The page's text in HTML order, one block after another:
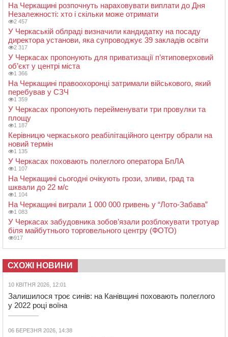
На Черкащині розпочнуть нараховувати виплати до Дня
Незалежності: хто і скільки може отримати
2 457
У Черкаській облраді визначили кандидатку на посаду
директора установи, яка супроводжує 39 закладів освіти
2 317
У Черкасах пропонують для приватизації п’ятиповерховий
об’єкт у центрі міста
1 366
На Черкащині правоохоронці затримали військового, який
перебував у СЗЧ
1 359
У Черкасах пропонують перейменувати три провулки та
площу
1 187
Керівницю черкаського реабілітаційного центру обрали на
новий термін
1 135
У Черкасах поховають полеглого оператора БпЛА
1 107
На Черкащині сьогодні очікують грози, зливи, град та
шквали до 22 м/с
1 104
На Черкащині виграли 1 000 000 гривень у “Лото-Забава”
1 083
У Черкасах забудовника зобов’язали розблокувати тротуар
біля майбутнього торговельного центру (ФОТО)
917
СХОЖІ НОВИНИ
10 КВІТНЯ 2026, 12:01
Залишилося троє синів: на Канівщині поховають полеглого
у 2022 році воїна
06 БЕРЕЗНЯ 2026, 14:38